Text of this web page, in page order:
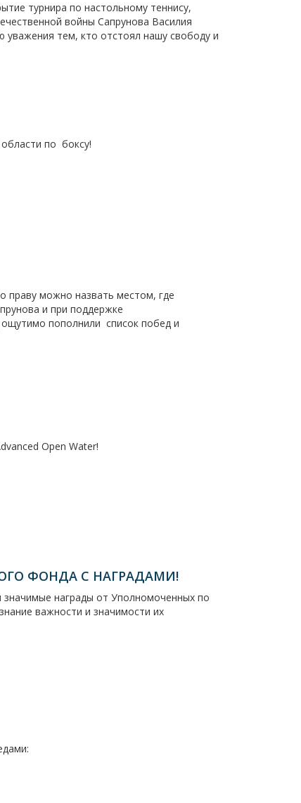
турнира по настольному теннису,
войны Сапрунова Василия
тем, кто отстоял нашу свободу и
по боксу!
праву можно назвать местом, где
и при поддержке
пополнили список побед и
Open Water!
ФОНДА С НАГРАДАМИ!
награды от Уполномоченных по
важности и значимости их